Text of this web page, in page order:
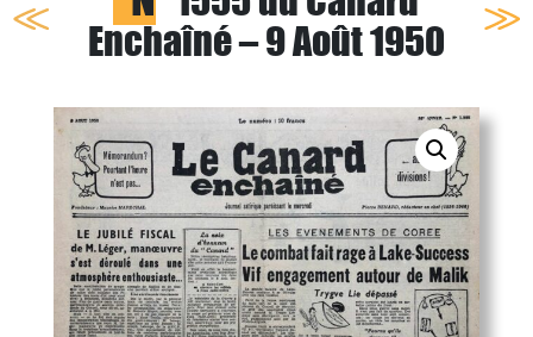
Enchaîné – 9 Août 1950